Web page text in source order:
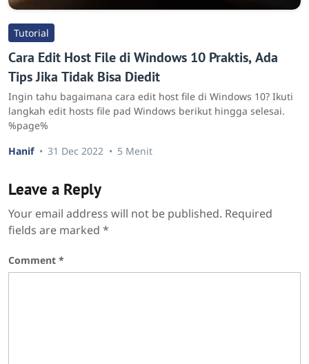
Tutorial
Cara Edit Host File di Windows 10 Praktis, Ada
Tips Jika Tidak Bisa Diedit
Ingin tahu bagaimana cara edit host file di Windows 10? Ikuti
langkah edit hosts file pad Windows berikut hingga selesai.
%page%
Hanif
31 Dec 2022 5 Menit
Leave a Reply
Your email address will not be published. Required
fields are marked *
Comment *